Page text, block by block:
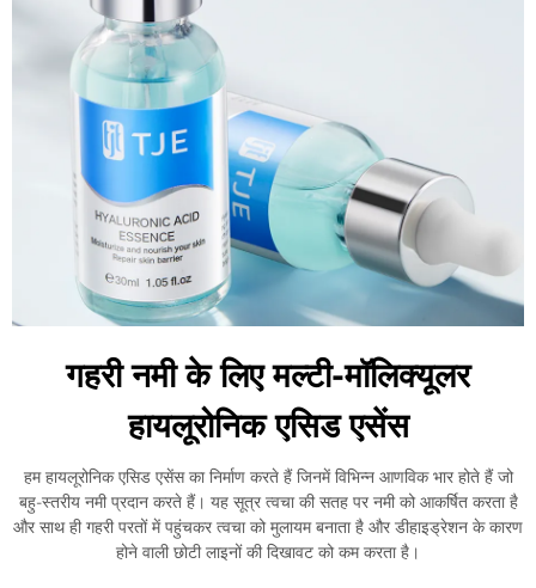
गहरी नमी के लिए मल्टी-मॉलिक्यूलर
हायलूरोनिक एसिड एसेंस
हम हायलूरोनिक एसिड एसेंस का निर्माण करते हैं जिनमें विभिन्न आणविक भार होते हैं जो
बहु-स्तरीय नमी प्रदान करते हैं। यह सूत्र त्वचा की सतह पर नमी को आकर्षित करता है
और साथ ही गहरी परतों में पहुंचकर त्वचा को मुलायम बनाता है और डीहाइड्रेशन के कारण
होने वाली छोटी लाइनों की दिखावट को कम करता है।